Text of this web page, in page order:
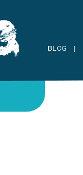
BLOG